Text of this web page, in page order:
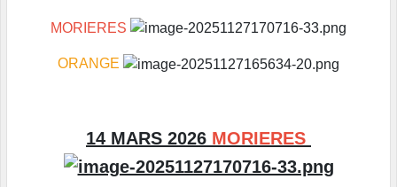
MORIERES
ORANGE
14 MARS 2026 MORIERES